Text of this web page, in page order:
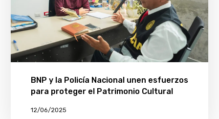
BNP y la Policía Nacional unen esfuerzos
para proteger el Patrimonio Cultural
12/06/2025